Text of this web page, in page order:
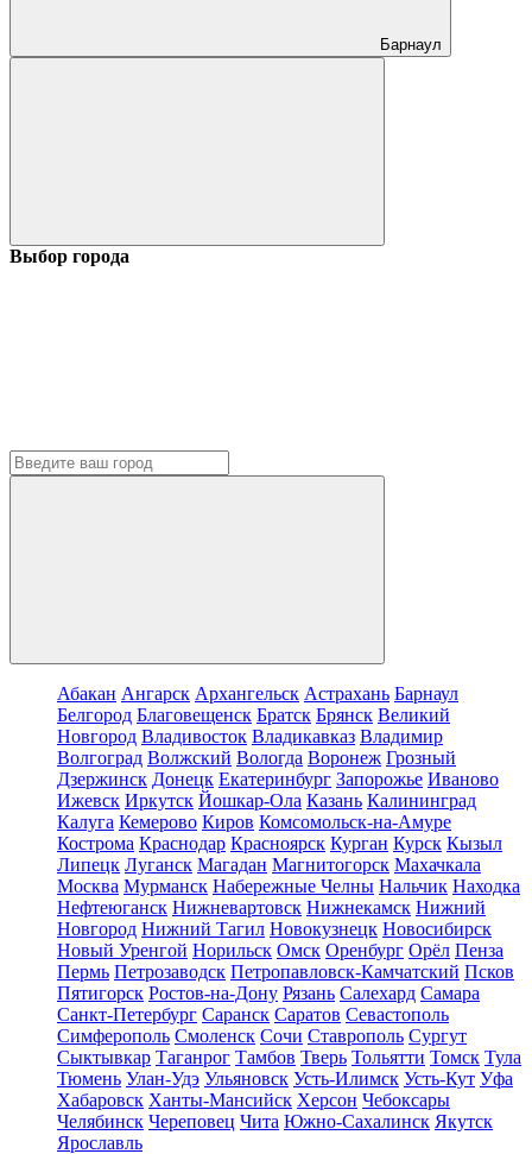
Барнаул
Выбор города
Абакан Ангарск Архангельск Астрахань Барнаул
Белгород Благовещенск Братск Брянск Великий
Новгород Владивосток Владикавказ Владимир
Волгоград Волжский Вологда Воронеж Грозный
Дзержинск Донецк Екатеринбург Запорожье Иваново
Ижевск Иркутск Йошкар-Ола Казань Калининград
Калуга Кемерово Киров Комсомольск-на-Амуре
Кострома Краснодар Красноярск Курган Курск Кызыл
Липецк Луганск Магадан Магнитогорск Махачкала
Москва Мурманск Набережные Челны Нальчик Находка
Нефтеюганск Нижневартовск Нижнекамск Нижний
Новгород Нижний Тагил Новокузнецк Новосибирск
Новый Уренгой Норильск Омск Оренбург Орёл Пенза
Пермь Петрозаводск Петропавловск-Камчатский Псков
Пятигорск Ростов-на-Дону Рязань Салехард Самара
Санкт-Петербург Саранск Саратов Севастополь
Симферополь Смоленск Сочи Ставрополь Сургут
Сыктывкар Таганрог Тамбов Тверь Тольятти Томск Тула
Тюмень Улан-Удэ Ульяновск Усть-Илимск Усть-Кут Уфа
Хабаровск Ханты-Мансийск Херсон Чебоксары
Челябинск Череповец Чита Южно-Сахалинск Якутск
Ярославль